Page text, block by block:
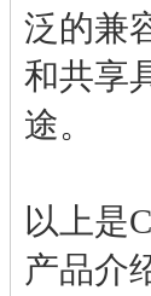
泛的兼
和共享
途。
以上是
产品介